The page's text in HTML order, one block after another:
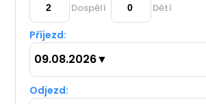
Dospělí Dětí
Příjezd:
09.08.2026▼
Odjezd: